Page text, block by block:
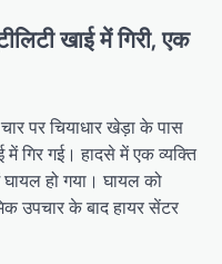
खाई में गिरी, एक
पर चियाधार खेड़ा के पास
में गिर गई। हादसे में एक व्यक्ति
हो गया। घायल को
उपचार के बाद हायर सेंटर